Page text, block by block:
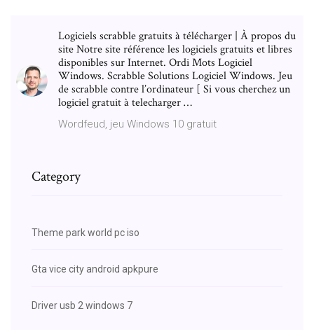
Logiciels scrabble gratuits à télécharger | À propos du
site Notre site référence les logiciels gratuits et libres
disponibles sur Internet. Ordi Mots Logiciel
Windows. Scrabble Solutions Logiciel Windows. Jeu
de scrabble contre l’ordinateur [ Si vous cherchez un
logiciel gratuit à telecharger …
Wordfeud, jeu Windows 10 gratuit
Category
Theme park world pc iso
Gta vice city android apkpure
Driver usb 2 windows 7